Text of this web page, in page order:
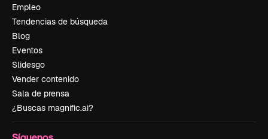
Empleo
Tendencias de búsqueda
Blog
Eventos
Slidesgo
Vender contenido
Sala de prensa
¿Buscas magnific.ai?